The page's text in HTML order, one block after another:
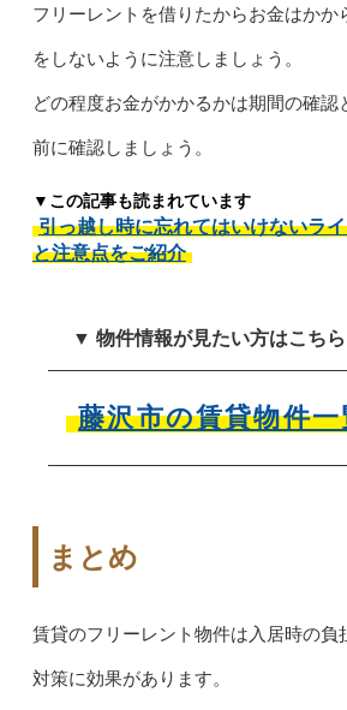
フリーレントを借りたからお金はかか
をしないように注意しましょう。
どの程度お金がかかるかは期間の確認
前に確認しましょう。
▼この記事も読まれています
引っ越し時に忘れてはいけないラ
と注意点をご紹介
▼ 物件情報が見たい方はこち
藤沢市の賃貸物件
まとめ
賃貸のフリーレント物件は入居時の負
対策に効果があります。